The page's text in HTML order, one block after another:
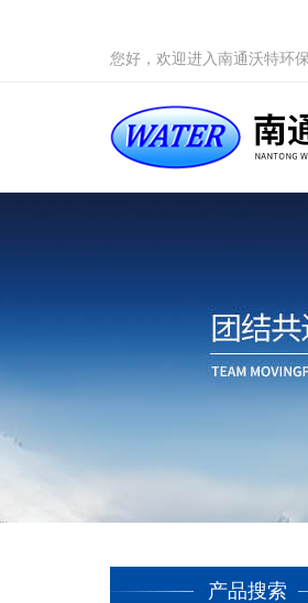
您好，欢迎进入南通沃特环
产品搜索